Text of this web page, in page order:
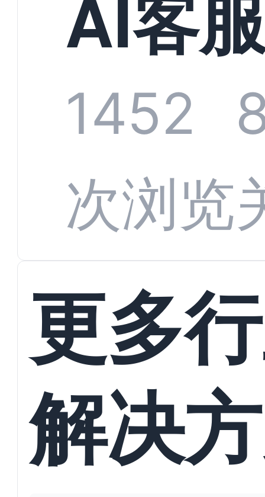
化增
数字
变
AI客
统全
数据
1452
次浏览
更多
解决